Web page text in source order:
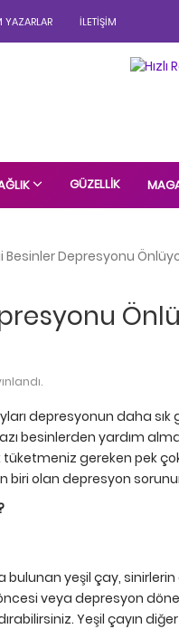
YAZARLAR İLETIŞIM
GÜZELLIK
Besinler Depresyonu
depresyonun daha
besinlerden yardım
gereken pek
biri olan depresyon
bulunan yeşil çay,
veya depresyon
Yeşil çayın